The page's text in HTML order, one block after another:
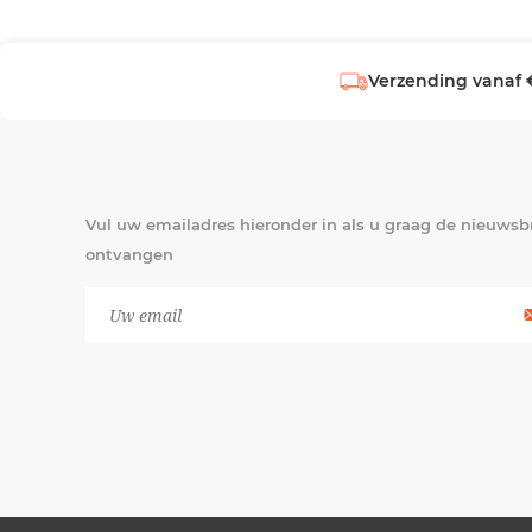
Verzending vanaf
Vul uw emailadres hieronder in als u graag de
ontvangen